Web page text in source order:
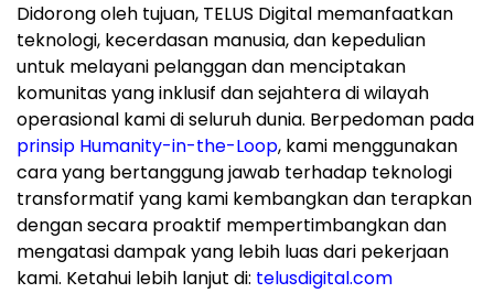
Didorong oleh tujuan, TELUS Digital memanfaatkan
teknologi, kecerdasan manusia, dan kepedulian
untuk melayani pelanggan dan menciptakan
komunitas yang inklusif dan sejahtera di wilayah
operasional kami di seluruh dunia. Berpedoman pada
prinsip Humanity-in-the-Loop, kami menggunakan
cara yang bertanggung jawab terhadap teknologi
transformatif yang kami kembangkan dan terapkan
dengan secara proaktif mempertimbangkan dan
mengatasi dampak yang lebih luas dari pekerjaan
kami. Ketahui lebih lanjut di: telusdigital.com